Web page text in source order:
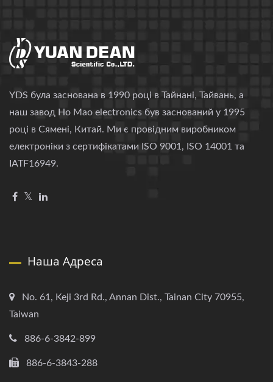
YDS була заснована в 1990 році в Тайнані, Тайвань, а
наш завод Ho Mao electronics був заснований у 1995
році в Сямені, Китай. Ми є провідним виробником
електроніки з сертифікатами ISO 9001, ISO 14001 та
IATF16949.
Наша Адреса
No. 61, Keji 3rd Rd., Annan Dist., Tainan City 70955,
Taiwan
886-6-3842-899
886-6-3843-288